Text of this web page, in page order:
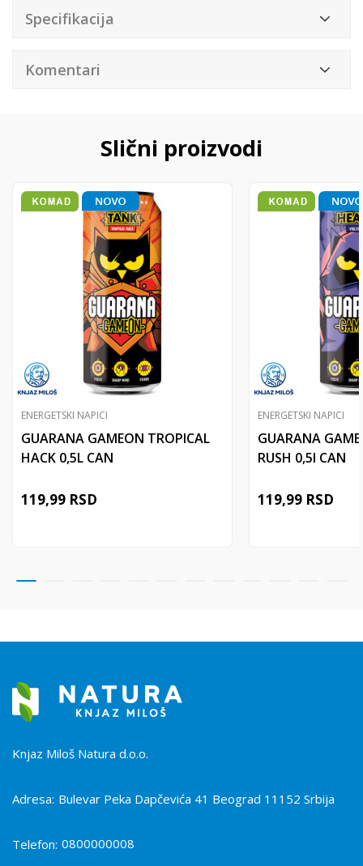
Specifikacija
Komentari
Slični proizvodi
ENERGETSKI NAPICI
GUARANA GAMEON TROPICAL
HACK 0,5L CAN
119,99 RSD
ENERGETSKI NAPICI
GUARANA
RUSH 0,5l CAN
119,99 RSD
Knjaz Miloš Natura d.o.o.
Adresa: Bulevar Peka Dapčevića 41 Beograd 11152 Srbija
Telefon: 0800000008